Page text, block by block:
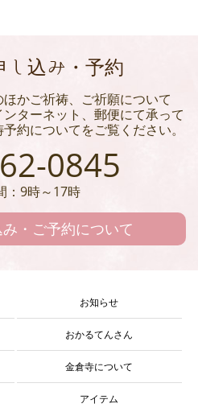
し込み・予約
かご祈祷、ご祈願について
ターネット、郵便にて承って
約についてをご覧ください。
0845
：9時～17時
・ご予約について
お知らせ
おかるてんさん
金倉寺について
アイテム